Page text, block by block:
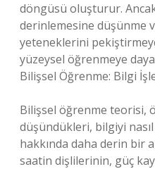
döngüsü oluşturur.
derinlemesine düşünme
yeteneklerini
yüzeysel öğrenmeye
Bilişsel Öğrenme: Bilgi
Bilişsel öğrenme teorisi,
düşündükleri, bilgiyi
hakkında daha derin bir
saatin dişlilerinin, güç